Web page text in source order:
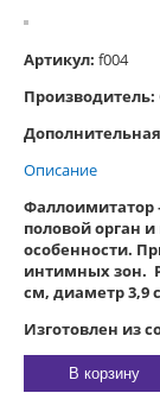
Артикул: f004
Производитель:
Описание
половой орган
особенности.
интимных зон.
см, диаметр 3,9
Изготовлен из
В корзину